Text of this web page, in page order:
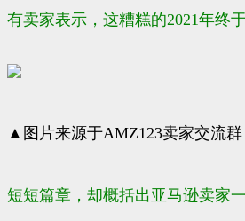
有卖家表示，这糟糕的2021年终
▲图片来源于AMZ123卖家交流群
短短篇章，却概括出亚马逊卖家